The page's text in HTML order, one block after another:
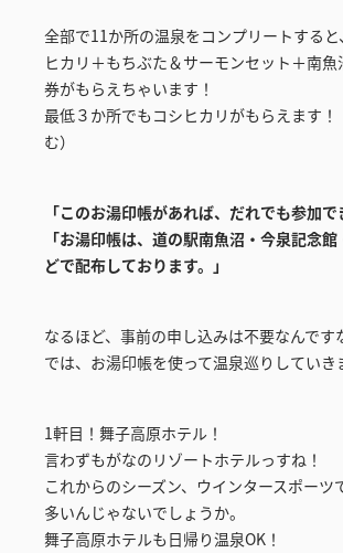
全部で11か所の温泉をコンプリートする
ヒカリ＋もちぶた＆サーモンセット＋南
券がもらえちゃいます！
最低３か所でもコシヒカリがもらえます
む）
「このお湯印帳があれば、だれでも参加で
「お湯印帳は、道の駅南魚沼・今泉記念
どで配布しております。」
なるほど、事前の申し込みは不要なんです
では、お湯印帳を使って温泉巡りしていき
1軒目！舞子高原ホテル！
言わずもがなのリゾートホテルっすね！
これからのシーズン、ウインタースポーツ
多いんじゃないでしょうか。
舞子高原ホテルも日帰り温泉OK！